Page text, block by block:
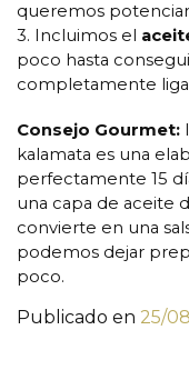
queremos
3. Incluimos el
poco hasta
completamente
Consejo Gourmet:
kalamata es una
perfectamente 15
una capa de aceite
convierte en una
podemos dejar
poco.
Publicado en 25/